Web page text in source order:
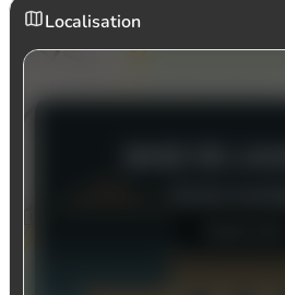
Localisation